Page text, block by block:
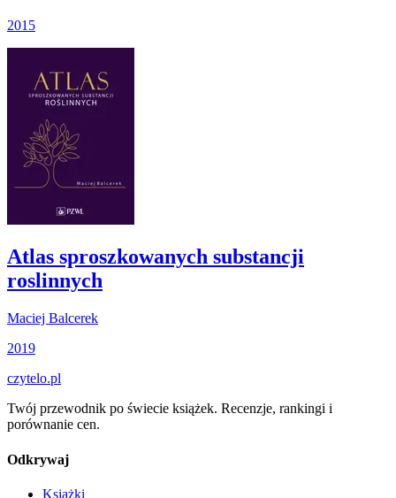
2015
Atlas sproszkowanych substancji
roslinnych
Maciej Balcerek
2019
czytelo.pl
Twój przewodnik po świecie książek. Recenzje, rankingi i
porównanie cen.
Odkrywaj
Książki